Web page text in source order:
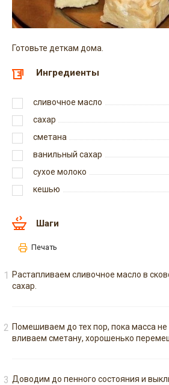
Готовьте деткам дома.
Ингредиенты
сливочное масло
сахар
сметана
ванильный сахар
сухое молоко
кешью
Шаги
Печать
Растапливаем сливочное масло в
сахар.
Помешиваем до тех пор, пока масса не
вливаем сметану, хорошенько
Доводим до пенного состояния и